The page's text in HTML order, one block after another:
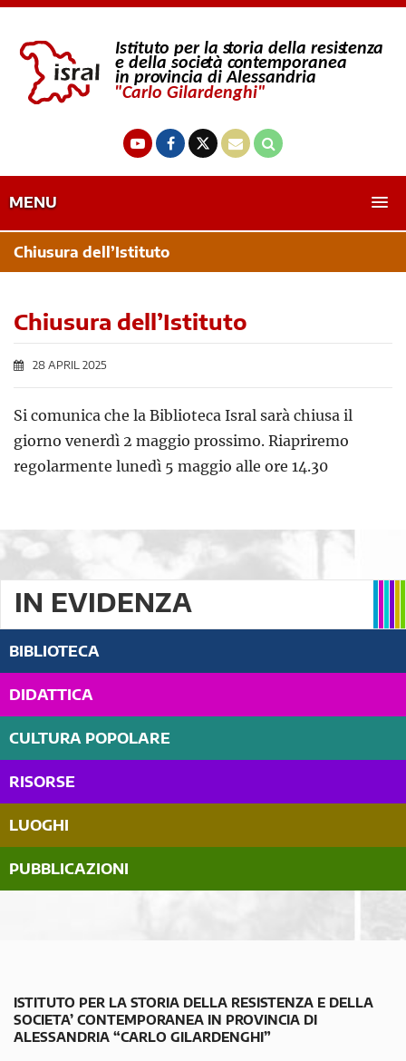
MENU
Chiusura dell’Istituto
Chiusura dell’Istituto
28 APRIL 2025
Si comunica che la Biblioteca Isral sarà chiusa il
giorno venerdì 2 maggio prossimo. Riapriremo
regolarmente lunedì 5 maggio alle ore 14.30
IN EVIDENZA
BIBLIOTECA
DIDATTICA
CULTURA POPOLARE
RISORSE
LUOGHI
PUBBLICAZIONI
ISTITUTO PER LA STORIA DELLA RESISTENZA E DELLA
SOCIETA’ CONTEMPORANEA IN PROVINCIA DI
ALESSANDRIA “CARLO GILARDENGHI”